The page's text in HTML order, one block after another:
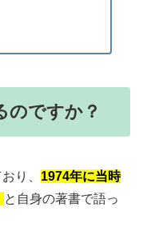
のですか？
り、 1974年に当時
と自身の著書で語っ